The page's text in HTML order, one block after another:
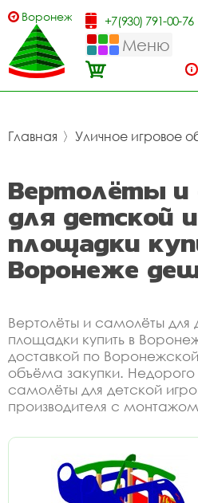
Воронеж +7(930) 791-00-76
Меню
Главная 〉 Уличное игровое
Вертолёты
для детской
площадки
Воронеже
Вертолёты и самолёты для
площадки купить в
доставкой по
объёма закупки. Недорого
самолёты для детской
производителя с